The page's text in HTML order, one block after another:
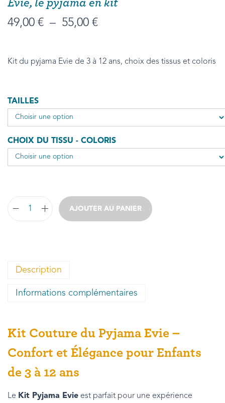
Evie, le pyjama en kit
49,00 € – 55,00 €
Kit du pyjama Evie de 3 à 12 ans, choix des tissus et coloris
TAILLES
CHOIX DU TISSU - COLORIS
AJOUTER AU PANIER
Description
Informations complémentaires
Kit Couture du Pyjama Evie –
Confort et Élégance pour Enfants
de 3 à 12 ans
Le Kit Pyjama Evie est parfait pour une expérience